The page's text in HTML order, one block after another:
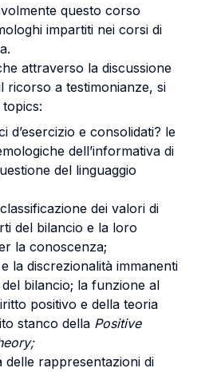
questo corso
impartiti nei corsi di
attraverso la discussione
ricorso a testimonianze, si
d’esercizio e consolidati? le
dell’informativa di
del linguaggio
dei valori di
del bilancio e la loro
la conoscenza;
la discrezionalità immanenti
bilancio; la funzione al
positivo e della teoria
stanco della Positive
delle rappresentazioni di